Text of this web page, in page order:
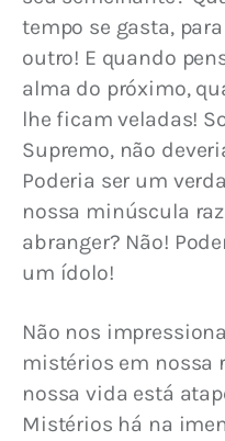
tempo se gasta,
outro! E quando
alma do próximo,
lhe ficam veladas!
Supremo, não
Poderia ser um
nossa minúscula
abranger? Não!
um ídolo!
Não nos
mistérios em nossa
nossa vida está
Mistérios há na